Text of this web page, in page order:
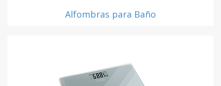
Alfombras para Baño